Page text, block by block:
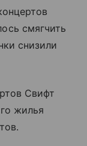
смягчить
снизили
Свифт
жилья